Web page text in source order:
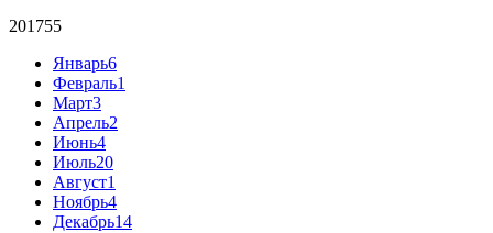
201755
Январь6
Февраль1
Март3
Апрель2
Июнь4
Июль20
Август1
Ноябрь4
Декабрь14